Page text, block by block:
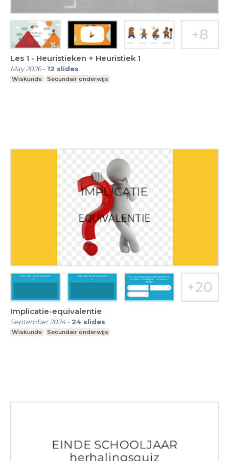
Les 1 - Heuristieken + Heuristiek 1
May 2026- 12 slides
Wiskunde Secundair onderwijs
Implicatie-equivalentie
September 2024- 24 slides
Wiskunde Secundair onderwijs